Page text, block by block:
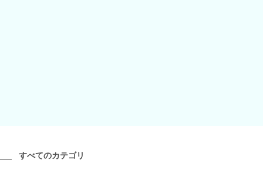
すべてのカテゴリ